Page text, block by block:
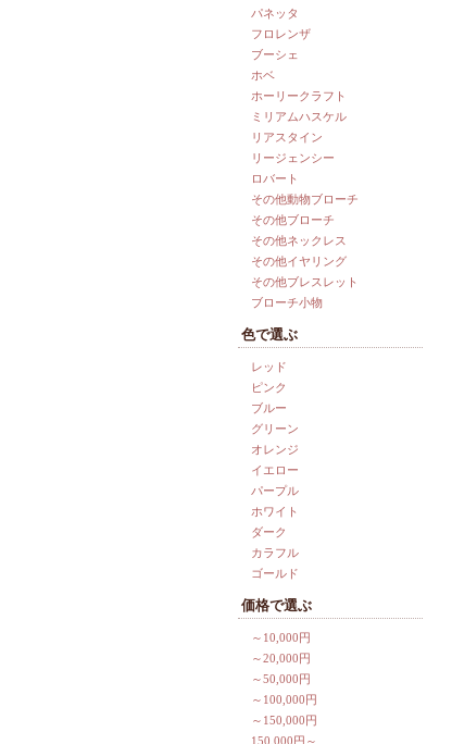
パネッタ
フロレンザ
ブーシェ
ホベ
ホーリークラフト
ミリアムハスケル
リアスタイン
リージェンシー
ロバート
その他動物ブローチ
その他ブローチ
その他ネックレス
その他イヤリング
その他ブレスレット
ブローチ小物
色で選ぶ
レッド
ピンク
ブルー
グリーン
オレンジ
イエロー
パープル
ホワイト
ダーク
カラフル
ゴールド
価格で選ぶ
～10,000円
～20,000円
～50,000円
～100,000円
～150,000円
150,000円～